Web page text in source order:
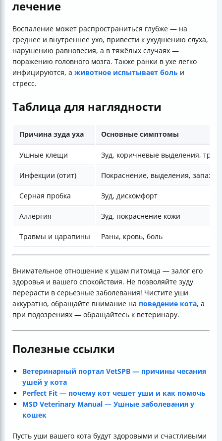
лечение
Воспаление может распространиться глубже — на
среднее и внутреннее ухо, привести к ухудшению слуха,
нарушению равновесия, а в тяжёлых случаях —
поражению головного мозга. Также ранки в ухе легко
инфицируются, а животное испытывает боль и
стресс.
Таблица для наглядности
Причина зуда уха Основные симптомы
Ушные клещи Зуд, коричневые выделения,
Инфекции (отит) Покраснение, выделения, запах
Серная пробка Зуд, дискомфорт
Аллергия Зуд, покраснение кожи
Травмы и царапины Раны, кровь, боль
Внимательное отношение к ушам питомца — залог его
здоровья и вашего спокойствия. Не позволяйте зуду
перерасти в серьезные заболевания! Чистите уши
аккуратно, обращайте внимание на поведение кота, а
при подозрениях — обращайтесь к ветеринару.
Полезные ссылки
Ветеринарный портал VetSPB — причины чесания
ушей у кота
Perfect Fit — почему кот чешет уши и как помочь
MSD Veterinary Manual — Ушные заболевания у
кошек
Пусть уши вашего кота будут здоровыми и счастливыми